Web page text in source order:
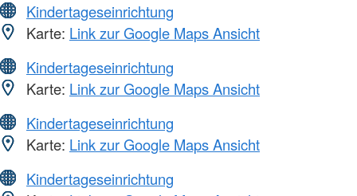
Kindertageseinrichtung
Karte: Link zur Google Maps Ansicht
Kindertageseinrichtung
Karte: Link zur Google Maps Ansicht
Kindertageseinrichtung
Karte: Link zur Google Maps Ansicht
Kindertageseinrichtung